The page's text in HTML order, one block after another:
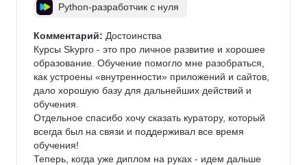
Python-разработчик с нуля
Комментарий: Достоинства
Курсы Skypro - это про личное развитие и хорошее
образование. Обучение помогло мне разобраться,
как устроены «внутренности» приложений и сайтов,
дало хорошую базу для дальнейших действий и
обучения.
Отдельное спасибо хочу сказать куратору, который
всегда был на связи и поддерживал все время
обучения!
Теперь, когда уже диплом на руках - идем дальше